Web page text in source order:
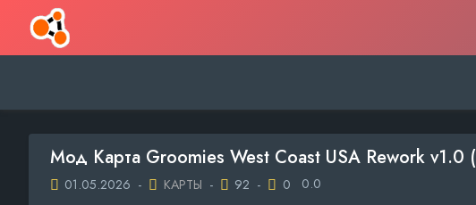
Мод Карта Groomies West Coast USA Rework
01.05.2026 - КАРТЫ - 92 - 0 0.0